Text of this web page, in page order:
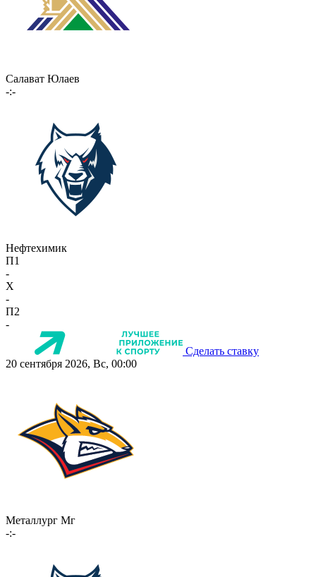
Салават Юлаев
-:-
Нефтехимик
П1
-
X
-
П2
-
Сделать ставку
20 сентября 2026, Вс, 00:00
Металлург Мг
-:-